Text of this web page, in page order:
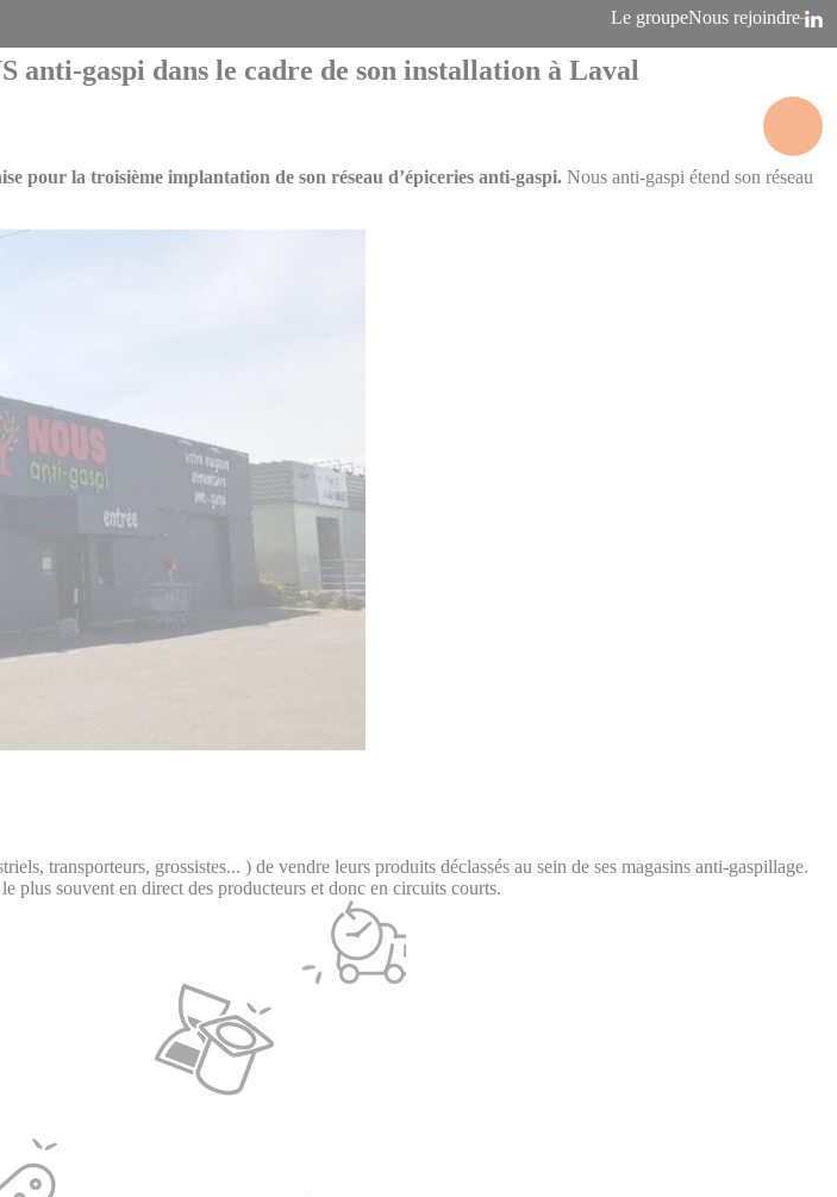
Le groupeNous rejoindre
anti-gaspi dans le cadre de son installation à Laval
pour la troisième implantation de son réseau d’épiceries anti-gaspi. Nous anti-gaspi étend son réseau
transporteurs, grossistes... ) de vendre leurs produits déclassés au sein de ses magasins anti-gaspillage.
plus souvent en direct des producteurs et donc en circuits courts.